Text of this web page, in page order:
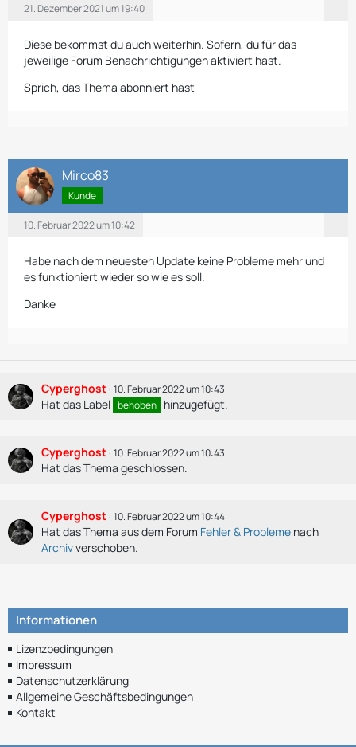
21. Dezember 2021 um 19:40
Diese bekommst du auch weiterhin. Sofern, du für das
jeweilige Forum Benachrichtigungen aktiviert hast.
Sprich, das Thema abonniert hast
Mirco83
Kunde
10. Februar 2022 um 10:42
Habe nach dem neuesten Update keine Probleme mehr und
es funktioniert wieder so wie es soll.
Danke
Cyperghost 10. Februar 2022 um 10:43
Hat das Label behoben hinzugefügt.
Cyperghost 10. Februar 2022 um 10:43
Hat das Thema geschlossen.
Cyperghost 10. Februar 2022 um 10:44
Hat das Thema aus dem Forum Fehler & Probleme nach
Archivverschoben.
Informationen
Lizenzbedingungen
Impressum
Datenschutzerklärung
Allgemeine Geschäftsbedingungen
Kontakt